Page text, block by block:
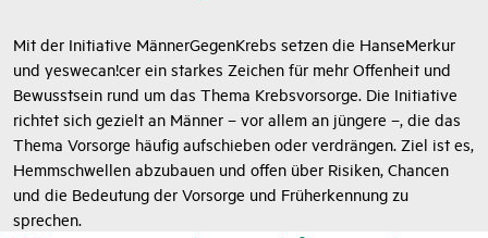
Mit der Initiative MännerGegenKrebs setzen die HanseMerkur
und yeswecan!cer ein starkes Zeichen für mehr Offenheit und
Bewusstsein rund um das Thema Krebsvorsorge. Die Initiative
richtet sich gezielt an Männer – vor allem an jüngere –, die das
Thema Vorsorge häufig aufschieben oder verdrängen. Ziel ist es,
Hemmschwellen abzubauen und offen über Risiken, Chancen
und die Bedeutung der Vorsorge und Früherkennung zu
sprechen.